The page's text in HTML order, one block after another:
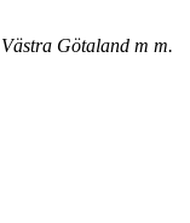
Götaland m m.